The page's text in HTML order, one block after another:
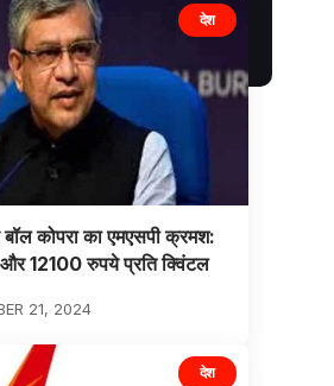
देश
बॉल कोपरा का एमएसपी क्रमश:
12100 रुपये प्रति क्विंटल
21, 2024
देश